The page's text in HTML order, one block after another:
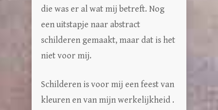
die was er al wat mij betreft. Nog
een uitstapje naar abstract
schilderen gemaakt, maar dat is het
niet voor mij.
Schilderen is voor mij een feest van
kleuren en van mijn werkelijkheid .